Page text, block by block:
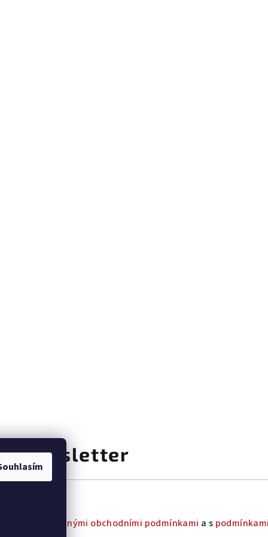
newsletter
všeobecnými obchodními podmínkami a s